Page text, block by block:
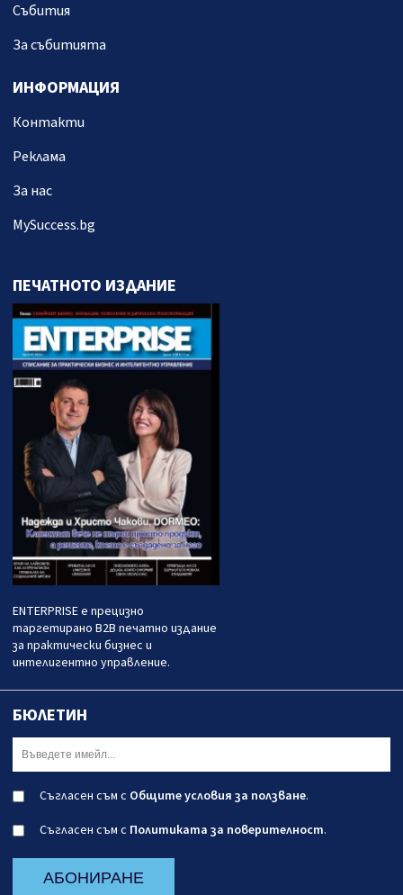
Събития
За събитията
ИНФОРМАЦИЯ
Контакти
Реклама
За нас
MySuccess.bg
ПЕЧАТНОТО ИЗДАНИЕ
ENTERPRISE е прецизно
таргетирано B2B печатно издание
за практически бизнес и
интелигентно управление.
БЮЛЕТИН
Съгласен съм с Общите условия за ползване.
Съгласен съм с Политиката за поверителност.
АБОНИРАНЕ